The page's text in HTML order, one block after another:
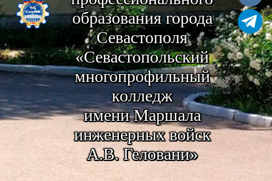
образования города
Севастополя
«Севастопольский
многопрофильный
колледж
имени Маршала
инженерных войск
А.В. Геловани»